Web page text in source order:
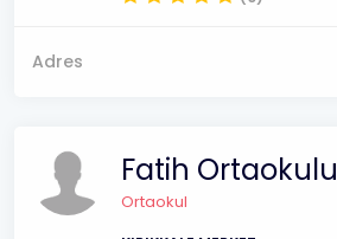
Adres
Fatih Ortaokulu
Ortaokul